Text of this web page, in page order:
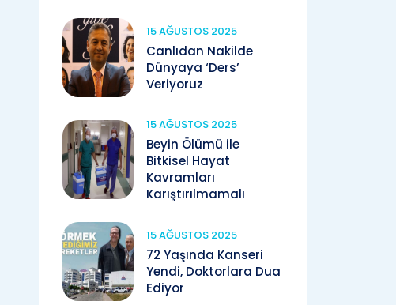
15 AĞUSTOS 2025
Canlıdan Nakilde
Dünyaya ‘Ders’
Veriyoruz
15 AĞUSTOS 2025
Beyin Ölümü ile
Bitkisel Hayat
Kavramları
Karıştırılmamalı
15 AĞUSTOS 2025
72 Yaşında Kanseri
Yendi, Doktorlara Dua
Ediyor